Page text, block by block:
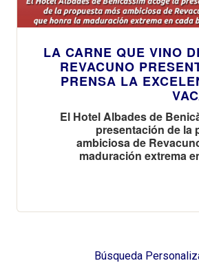
LA CARNE QUE VINO
REVACUNO
PRENSA LA
El Hotel Albades de
presentación de la
ambiciosa de
maduración extrema
Búsqueda